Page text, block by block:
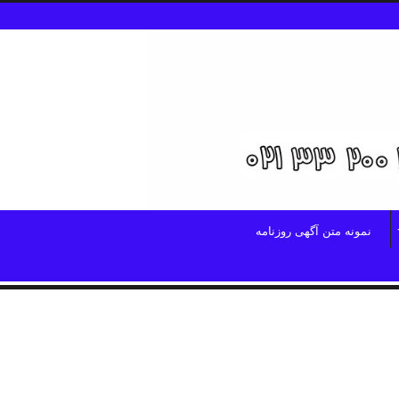
نمونه متن آگهی روزنامه